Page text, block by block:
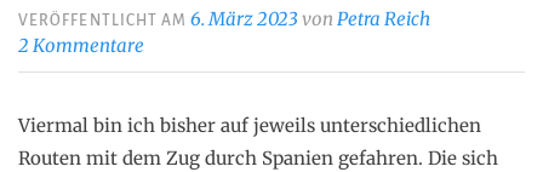
VERÖFFENTLICHT AM6. März 2023 vonPetra Reich
2 Kommentare
Viermal bin ich bisher auf jeweils unterschiedlichen
Routen mit dem Zug durch Spanien gefahren. Die sich